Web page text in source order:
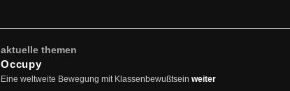
aktuelle themen
Occupy
Eine weltweite Bewegung mit Klassenbewußtsein weiter